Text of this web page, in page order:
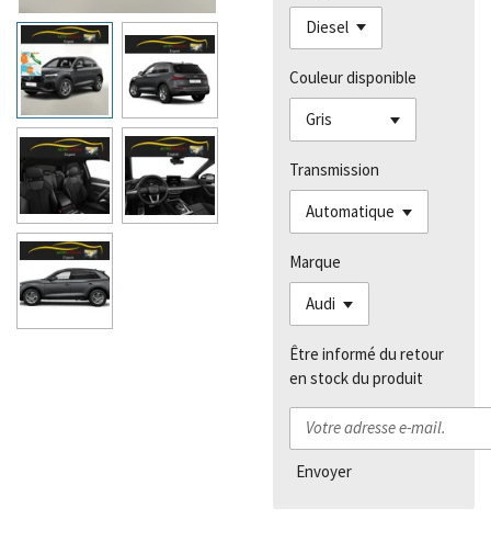
Couleur disponible
Transmission
Marque
Être informé du retour
en stock du produit
Envoyer